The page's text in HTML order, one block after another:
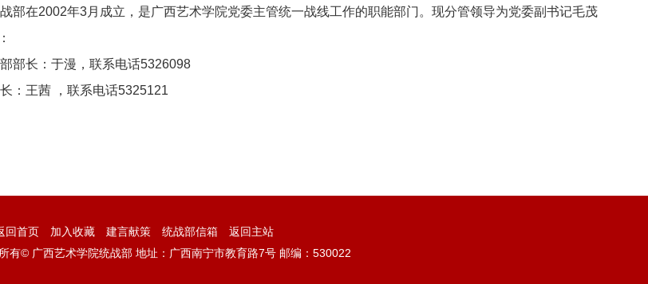
部在2002年3月成立，是广西艺术学院党委主管统一战线工作的职能部门。现分管领导为党委副书记毛茂
部长：于漫，联系电话5326098
：王茜 ， 联系电话5325121
回首页 加入收藏 建言献策 统战部信箱
返回主站
有© 广西艺术学院统战部 地址：广西南宁市教育路7号 邮编：530022